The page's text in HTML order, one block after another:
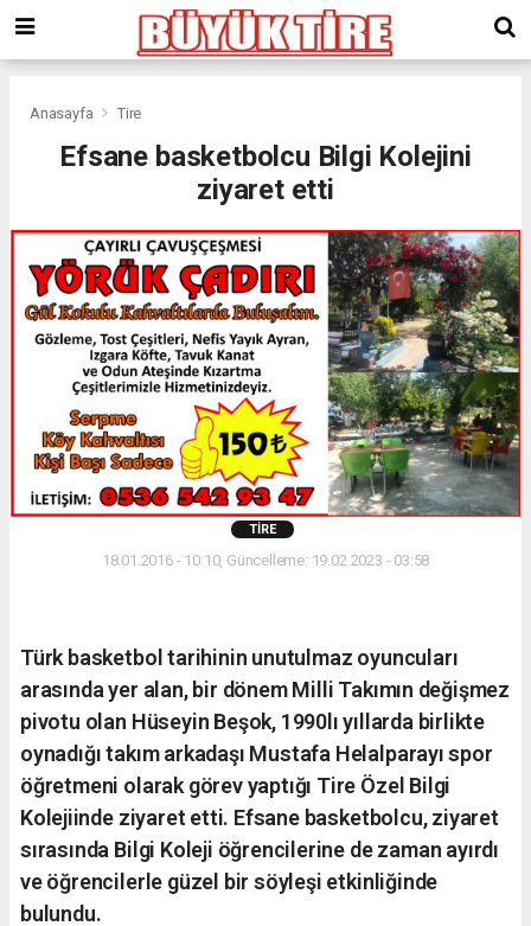
giriş
kingroyal
Anasayfa Tire
Efsane basketbolcu Bilgi Kolejini
ziyaret etti
TIRE
18.01.2016 - 10:10, Güncelleme: 19.02.2023 - 03:58
Türk basketbol tarihinin unutulmaz oyuncuları
arasında yer alan, bir dönem Milli Takımın değişmez
pivotu olan Hüseyin Beşok, 1990lı yıllarda birlikte
oynadığı takım arkadaşı Mustafa Helalparayı spor
öğretmeni olarak görev yaptığı Tire Özel Bilgi
Kolejiinde ziyaret etti. Efsane basketbolcu, ziyaret
sırasında Bilgi Koleji öğrencilerine de zaman ayırdı
ve öğrencilerle güzel bir söyleşi etkinliğinde
bulundu.